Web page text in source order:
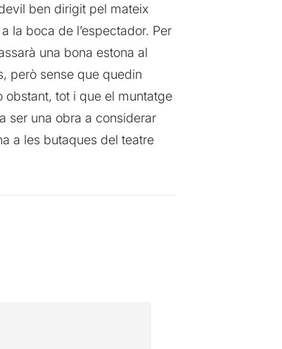
ben dirigit pel mateix
la boca de l’espectador. Per
una bona estona al
però sense que quedin
obstant, tot i que el muntatge
ser una obra a considerar
a les butaques del teatre